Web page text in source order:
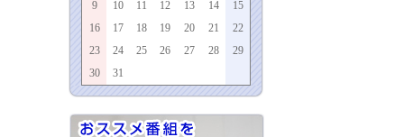
9
10 11 12 13 14
15
16
17 18 19 20 21
22
23
24 25 26 27 28
29
30
31